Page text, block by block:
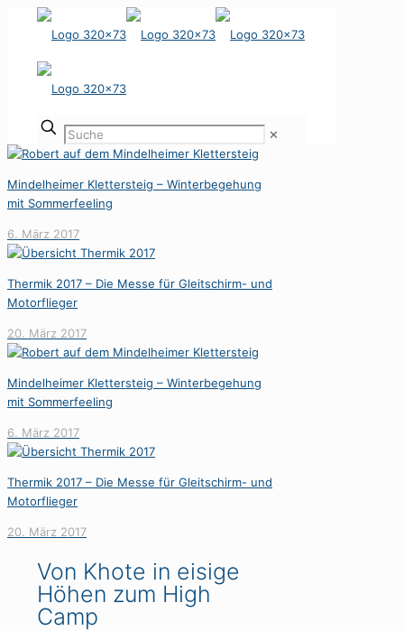
✕
Mindelheimer Klettersteig – Winterbegehung
mit Sommerfeeling
6. März 2017
Thermik 2017 – Die Messe für Gleitschirm- und
Motorflieger
20. März 2017
Mindelheimer Klettersteig – Winterbegehung
mit Sommerfeeling
6. März 2017
Thermik 2017 – Die Messe für Gleitschirm- und
Motorflieger
20. März 2017
Von Khote in eisige
Höhen zum High
Camp